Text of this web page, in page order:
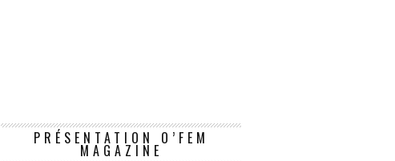
PRÉSENTATION O’FEM
MAGAZINE
Lecteur